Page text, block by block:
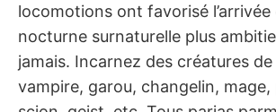
locomotions ont favorisé l’arrivée
nocturne surnaturelle plus
jamais. Incarnez des créatures
vampire, garou, changelin,